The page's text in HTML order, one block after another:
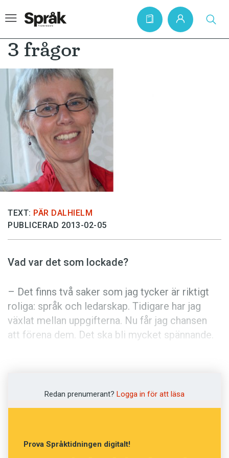
Hem
Artiklar
Krönikor
Språkfrågor
Skrivtips
Bokrecensioner
Kviss
Podden
Prenumerera
Läs Språktidningen digitalt
Press
3 frågor
TEXT: PÄR DALHIELM
PUBLICERAD 2013-02-05
Vad var det som lockade?
– Det finns två saker som jag tycker är riktigt
roliga: språk och ledarskap. Tidigare har jag
växlat mellan uppgifterna. Nu får jag chansen
att förena dem. Det ska bli mycket spännande.
generaldirektören Ingrid Johansson Lind (se
Språktidningen 4/12)?
satt mig in exakt i det som varit. Det är viktigt
Redan prenumerant? Logga in för att läsa
Prova Språktidningen digitalt!